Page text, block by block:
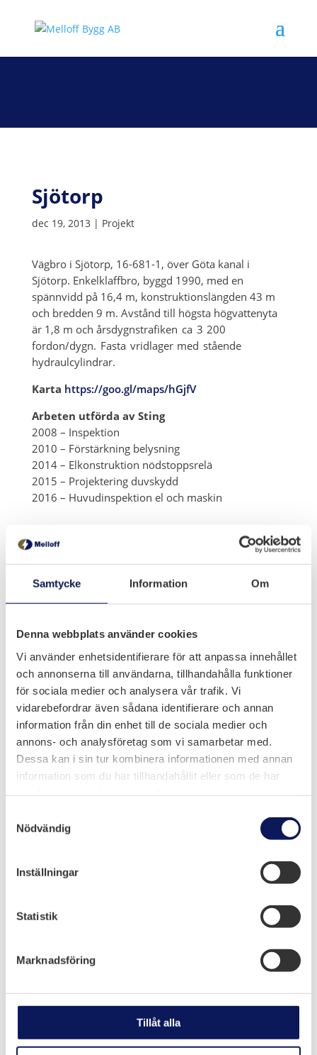
Samtycke Information Om
Denna webbplats använder cookies
Vi använder enhetsidentifierare för att anpassa innehållet
och annonserna till användarna, tillhandahålla funktioner
för sociala medier och analysera vår trafik. Vi
vidarebefordrar även sådana identifierare och annan
information från din enhet till de sociala medier och
annons- och analysföretag som vi samarbetar med.
Dessa kan i sin tur kombinera informationen med annan
information som du har tillhandahållit eller som de har
Nödvändig
Inställningar
Statistik
Marknadsföring
Tillåt alla
Sjötorp
dec 19, 2013 | Projekt
Vägbro i Sjötorp, 16-681-1, över Göta kanal i
Sjötorp. Enkelklaffbro, byggd 1990, med en
spännvidd på 16,4 m, konstruktionslängden 43 m
och bredden 9 m. Avstånd till högsta högvattenyta
är 1,8 m och årsdygnstrafiken ca 3 200
fordon/dygn. Fasta vridlager med stående
hydraulcylindrar.
Karta https://goo.gl/maps/hGjfV
Arbeten utförda av Sting
2008 – Inspektion
2010 – Förstärkning belysning
2014 – Elkonstruktion nödstoppsrelä
2015 – Projektering duvskydd
2016 – Huvudinspektion el och maskin
Melloff Bygg AB
Tjänster